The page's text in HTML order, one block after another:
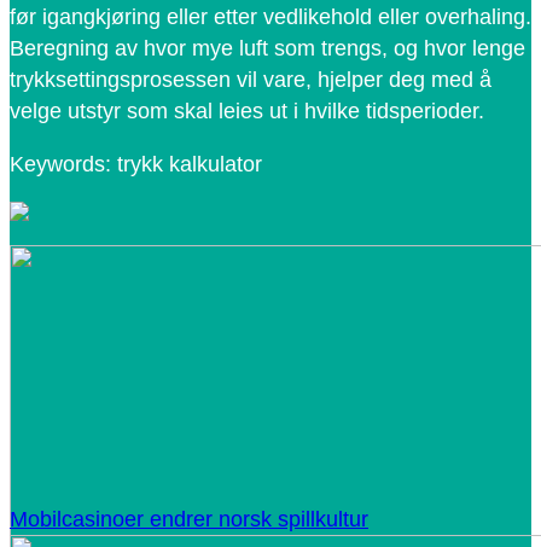
før igangkjøring eller etter vedlikehold eller overhaling.
Beregning av hvor mye luft som trengs, og hvor lenge
trykksettingsprosessen vil vare, hjelper deg med å
velge utstyr som skal leies ut i hvilke tidsperioder.
Keywords: trykk kalkulator
Mobilcasinoer endrer norsk spillkultur